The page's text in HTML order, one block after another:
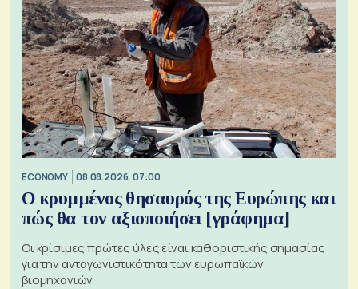
ECONOMY 08.08.2026, 07:00
Ο κρυμμένος θησαυρός της Ευρώπης και
πώς θα τον αξιοποιήσει [γράφημα]
Οι κρίσιμες πρώτες ύλες είναι καθοριστικής σημασίας
για την ανταγωνιστικότητα των ευρωπαϊκών
βιομηχανιών